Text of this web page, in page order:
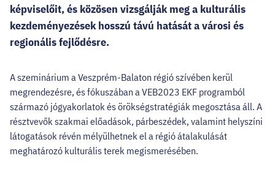
HELLOVEB PROGRAMAJÁNLÓ
FacebookInstagramYouTubeTwitter
EN
képviselőit, és közösen vizsgálják meg a kulturális
kezdeményezések hosszú távú hatását a városi és
regionális fejlődésre.
A szeminárium a Veszprém-Balaton régió szívében kerül
megrendezésre, és fókuszában a VEB2023 EKF programból
származó jógyakorlatok és örökségstratégiák megosztása áll. A
résztvevők szakmai előadások, párbeszédek, valamint helyszíni
látogatások révén mélyülhetnek el a régió átalakulását
meghatározó kulturális terek megismerésében.